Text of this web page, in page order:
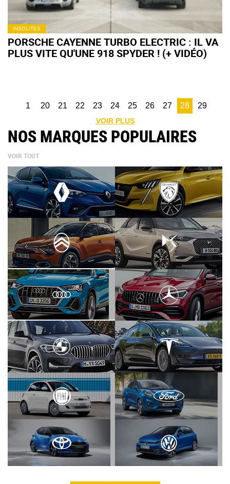
INSOLITES
PORSCHE CAYENNE TURBO ELECTRIC : IL VA
PLUS VITE QU'UNE 918 SPYDER ! (+ VIDÉO)
1 20 21 22 23 24 25 26 27 28 29
VOIR PLUS
NOS MARQUES POPULAIRES
VOIR TOUT